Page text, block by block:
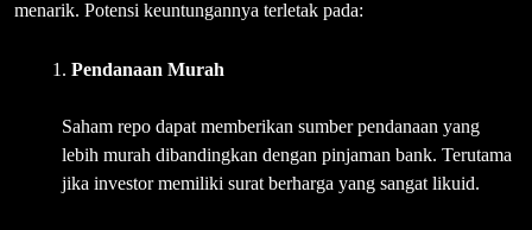
menarik. Potensi keuntungannya terletak pada:
Pendanaan Murah
Saham repo dapat memberikan sumber pendanaan yang
lebih murah dibandingkan dengan pinjaman bank. Terutama
jika investor memiliki surat berharga yang sangat likuid.